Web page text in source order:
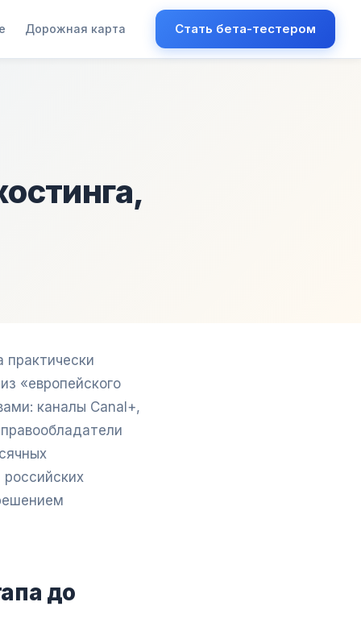
Дорожная карта Стать бета-тестером
«европейского
каналы Canal+,
до